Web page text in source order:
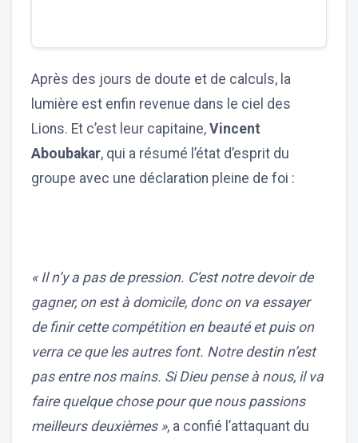
Après des jours de doute et de calculs, la
lumière est enfin revenue dans le ciel des
Lions. Et c’est leur capitaine, Vincent
Aboubakar, qui a résumé l’état d’esprit du
groupe avec une déclaration pleine de foi :
« Il n’y a pas de pression. C'est notre devoir de
gagner, on est à domicile, donc on va essayer
de finir cette compétition en beauté et puis on
verra ce que les autres font. Notre destin n’est
pas entre nos mains. Si Dieu pense à nous, il va
faire quelque chose pour que nous passions
meilleurs deuxièmes », a confié l’attaquant du